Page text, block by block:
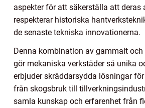
aspekter för att säkerställa att deras
respekterar historiska
de senaste tekniska innovationerna.
Denna kombination av gammalt
gör mekaniska verkstäder så unika
erbjuder skräddarsydda lösningar
från skogsbruk till
samla kunskap och erfarenhet från